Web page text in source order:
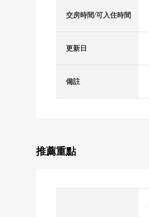
交房時間/可入住時間
更新日
備註
推薦重點